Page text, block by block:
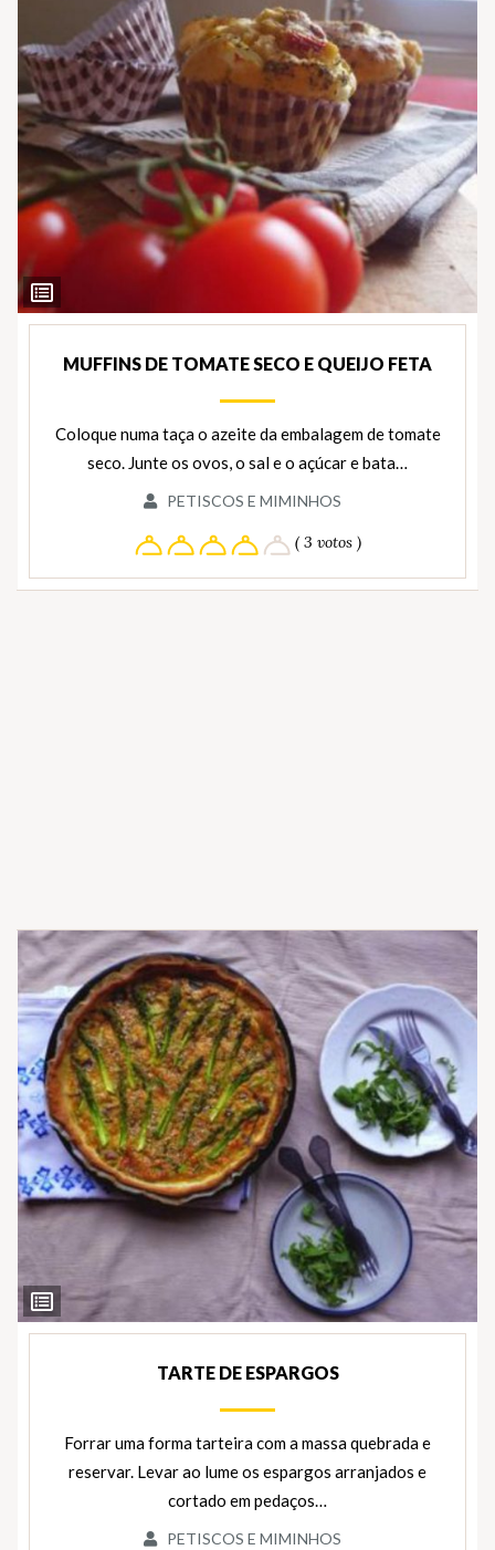
Ver
Ingredientes
MUFFINS DE TOMATE SECO E QUEIJO FETA
Coloque numa taça o azeite da embalagem de tomate
seco. Junte os ovos, o sal e o açúcar e bata…
PETISCOS E MIMINHOS
( 3 votos )
Ver
Ingredientes
TARTE DE ESPARGOS
Forrar uma forma tarteira com a massa quebrada e
reservar. Levar ao lume os espargos arranjados e
cortado em pedaços…
PETISCOS E MIMINHOS